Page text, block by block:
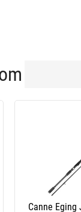
Tenryu Ikagami